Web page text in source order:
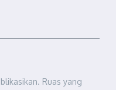
Ruas yang